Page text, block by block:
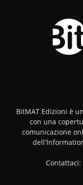
BitMAT Edizioni è
con una
comunicazione
Contattaci: